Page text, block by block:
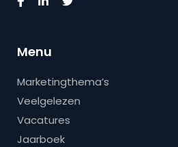
Menu
Marketingthema’s
Veelgelezen
Vacatures
Jaarboek